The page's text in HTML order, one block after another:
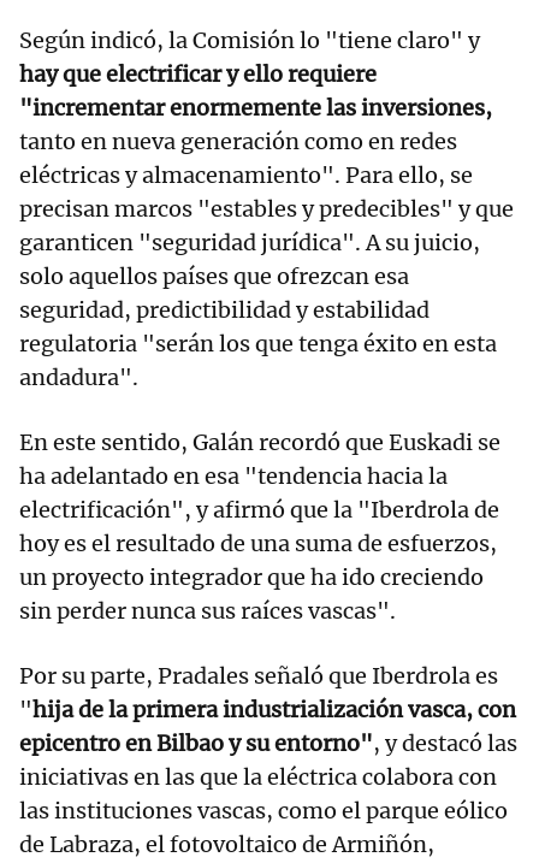
Según indicó, la Comisión lo "tiene claro" y
hay que electrificar y ello requiere
"incrementar enormemente las inversiones,
tanto en nueva generación como en redes
eléctricas y almacenamiento". Para ello, se
precisan marcos "estables y predecibles" y que
garanticen "seguridad jurídica". A su juicio,
solo aquellos países que ofrezcan esa
seguridad, predictibilidad y estabilidad
regulatoria "serán los que tenga éxito en esta
andadura".
En este sentido, Galán recordó que Euskadi se
ha adelantado en esa "tendencia hacia la
electrificación", y afirmó que la "Iberdrola de
hoy es el resultado de una suma de esfuerzos,
un proyecto integrador que ha ido creciendo
sin perder nunca sus raíces vascas".
Por su parte, Pradales señaló que Iberdrola es
"hija de la primera industrialización vasca, con
epicentro en Bilbao y su entorno", y destacó las
iniciativas en las que la eléctrica colabora con
las instituciones vascas, como el parque eólico
de Labraza, el fotovoltaico de Armiñón,